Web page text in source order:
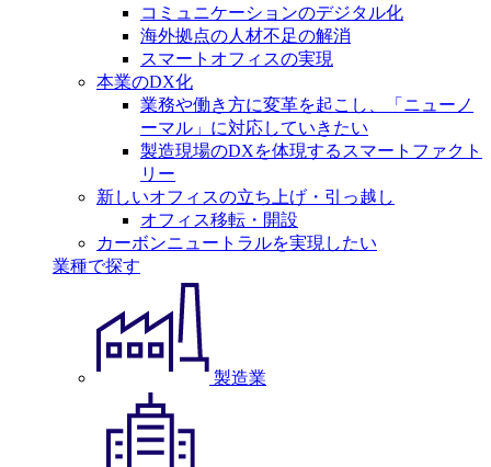
コミュニケーションのデジタル化
海外拠点の人材不足の解消
スマートオフィスの実現
本業のDX化
業務や働き方に変革を起こし、「ニューノ
ーマル」に対応していきたい
製造現場のDXを体現するスマートファクト
リー
新しいオフィスの立ち上げ・引っ越し
オフィス移転・開設
カーボンニュートラルを実現したい
業種で探す
製造業